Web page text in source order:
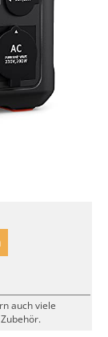
auch viele